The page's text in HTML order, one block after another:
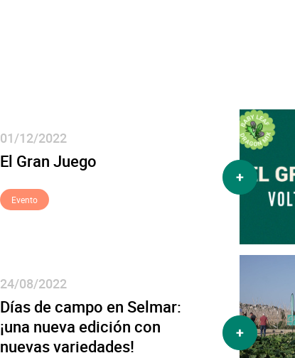
más
01/12/2022
El Gran Juego
Evento
más
24/08/2022
Días de campo en Selmar:
¡una nueva edición con
nuevas variedades!